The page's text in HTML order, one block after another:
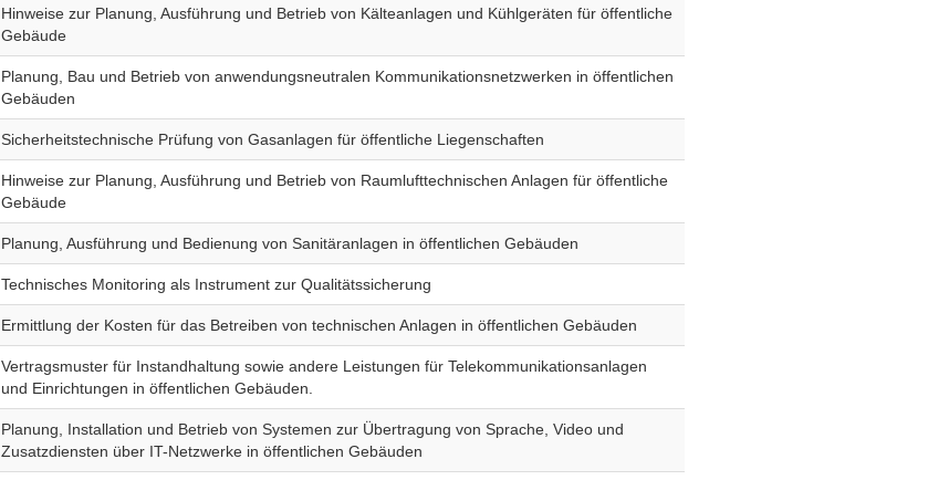
Hinweise zur Planung, Ausführung und Betrieb von Kälteanlagen und Kühlgeräten für öffentliche
Gebäude
Planung, Bau und Betrieb von anwendungsneutralen Kommunikationsnetzwerken in öffentlichen
Gebäuden
Sicherheitstechnische Prüfung von Gasanlagen für öffentliche Liegenschaften
Hinweise zur Planung, Ausführung und Betrieb von Raumlufttechnischen Anlagen für öffentliche
Gebäude
Planung, Ausführung und Bedienung von Sanitäranlagen in öffentlichen Gebäuden
Technisches Monitoring als Instrument zur Qualitätssicherung
Ermittlung der Kosten für das Betreiben von technischen Anlagen in öffentlichen Gebäuden
Vertragsmuster für Instandhaltung sowie andere Leistungen für Telekommunikationsanlagen
und Einrichtungen in öffentlichen Gebäuden.
Planung, Installation und Betrieb von Systemen zur Übertragung von Sprache, Video und
Zusatzdiensten über IT-Netzwerke in öffentlichen Gebäuden